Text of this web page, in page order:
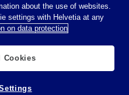
about the use of websites.
settings with Helvetia at any
on data protection
Cookies